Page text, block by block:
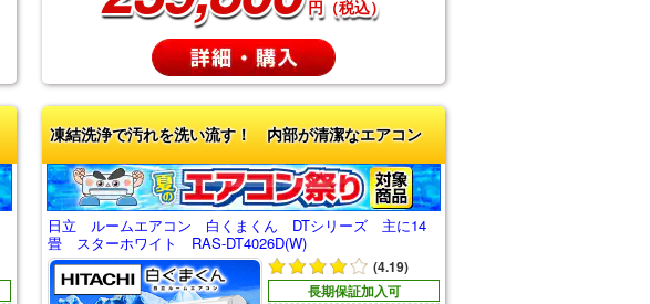
円（税込）
凍結洗浄で汚れを洗い流す！ 内部が清潔なエアコン
日立 ルームエアコン 白くまくん DTシリーズ 主に14
畳 スターホワイト RAS-DT4026D(W)
(4.19)
長期保証加入可